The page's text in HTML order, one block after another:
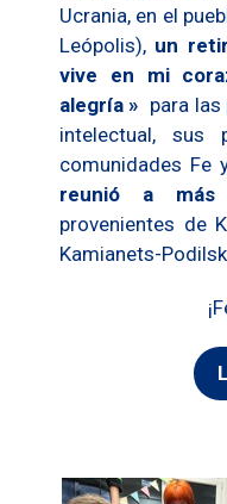
Ucrania, en el
Leópolis), un
vive en mi
alegría » para
intelectual,
comunidades Fe
reunió a más
provenientes de
Kamianets-